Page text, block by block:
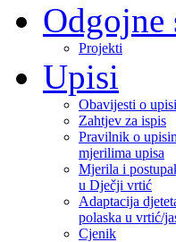
Odgojne
Projekti
Upisi
Obavijesti o
Zahtjev za ispis
Pravilnik o
mjerilima upisa
Mjerila i
u Dječji vrtić
Adaptacija
polaska u vrtić/
Cjenik